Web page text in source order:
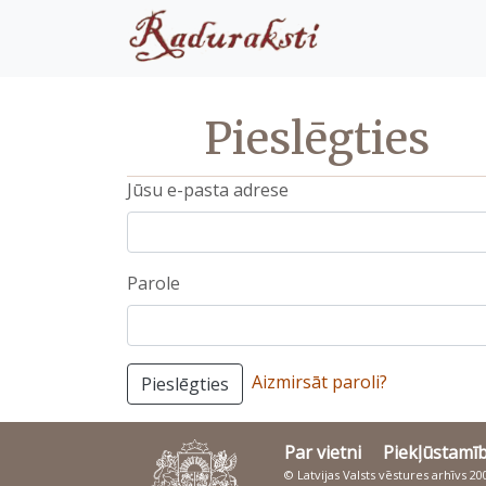
Pieslēgties
Jūsu e-pasta adrese
Parole
Pieslēgties Aizmirsāt paroli?
Par vietni
© Latvijas Valsts vēstures arhīvs